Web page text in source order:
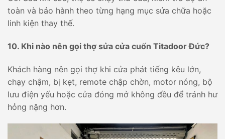
toàn và bảo hành theo từng hạng mục sửa chữa hoặc
linh kiện thay thế.
10. Khi nào nên gọi thợ sửa cửa cuốn Titadoor Đức?
Khách hàng nên gọi thợ khi cửa phát tiếng kêu lớn,
chạy chậm, bị kẹt, remote chập chờn, motor nóng, bộ
lưu điện yếu hoặc cửa đóng mở không đều để tránh hư
hỏng nặng hơn.